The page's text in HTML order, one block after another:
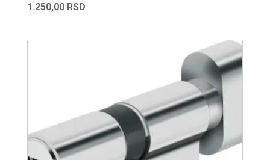
1.250,00 RSD